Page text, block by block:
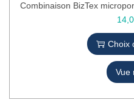
Combinaison BizTex
Choix
Vue